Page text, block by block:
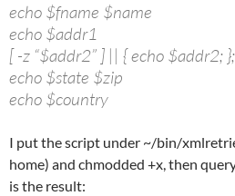
echo $fname $name
echo $addr1
[ -z “$addr2” ] || { echo $addr2; };
echo $state $zip
echo $country
I put the script under ~/bin/
home) and chmodded +x, then
is the result: